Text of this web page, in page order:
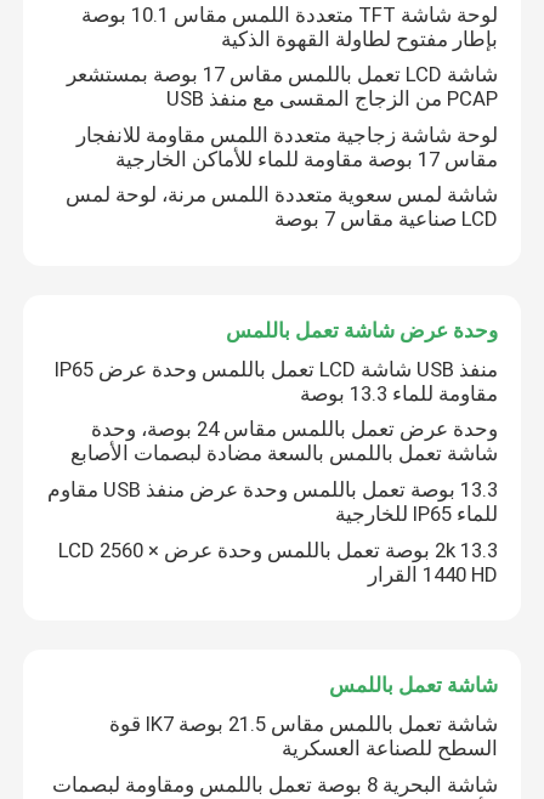
منزل
المنتجات
حول بنا
جولة في المعمل
ضبط الجودة
اتصل بنا
لمس لوحة العرض
لوحة شاشة TFT متعددة اللمس مقاس 10.1 بوصة
بإطار مفتوح لطاولة القهوة الذكية
شاشة LCD تعمل باللمس مقاس 17 بوصة بمستشعر
PCAP من الزجاج المقسى مع منفذ USB
لوحة شاشة زجاجية متعددة اللمس مقاومة للانفجار
مقاس 17 بوصة مقاومة للماء للأماكن الخارجية
شاشة لمس سعوية متعددة اللمس مرنة، لوحة لمس
LCD صناعية مقاس 7 بوصة
وحدة عرض شاشة تعمل باللمس
منفذ USB شاشة LCD تعمل باللمس وحدة عرض IP65
مقاومة للماء 13.3 بوصة
وحدة عرض تعمل باللمس مقاس 24 بوصة، وحدة
شاشة تعمل باللمس بالسعة مضادة لبصمات الأصابع
13.3 بوصة تعمل باللمس وحدة عرض منفذ USB مقاوم
للماء IP65 للخارجية
2k 13.3 بوصة تعمل باللمس وحدة عرض LCD 2560 ×
1440 HD القرار
شاشة تعمل باللمس
شاشة تعمل باللمس مقاس 21.5 بوصة IK7 قوة
السطح للصناعة العسكرية
شاشة البحرية 8 بوصة تعمل باللمس ومقاومة لبصمات